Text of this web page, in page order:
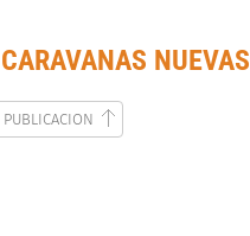
NUEVAS